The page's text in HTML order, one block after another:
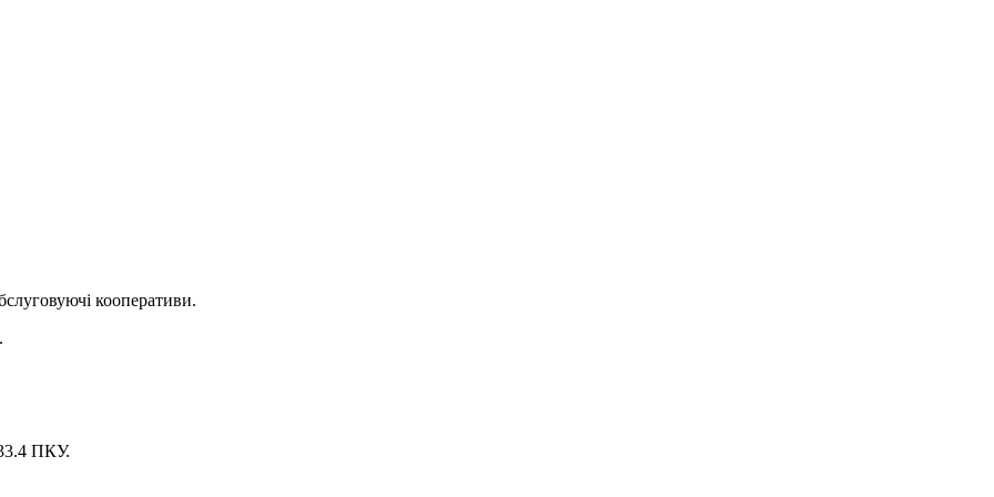
кооперативи.
ПКУ.